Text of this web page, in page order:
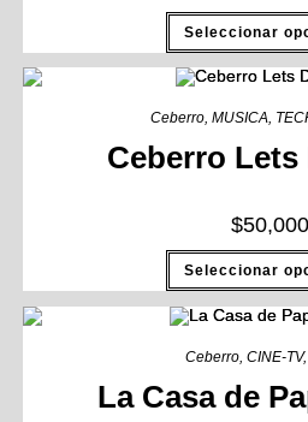
Seleccionar
Ceberro, MUSICA,
Ceberro Lets
$50,000
Seleccionar
Ceberro, CINE-TV,
La Casa de